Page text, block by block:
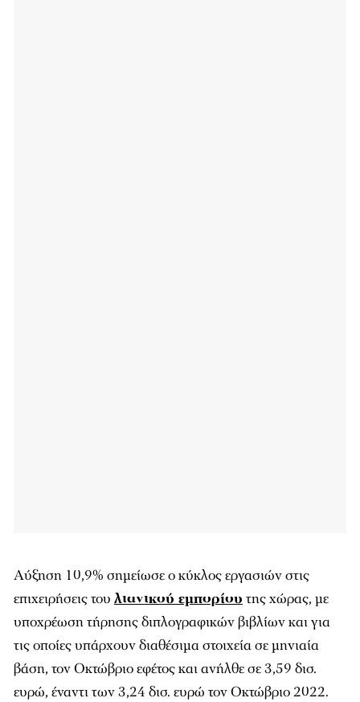
Αύξηση 10,9% σημείωσε ο κύκλος εργασιών στις
επιχειρήσεις του λιανικού εμπορίου της χώρας, με
υποχρέωση τήρησης διπλογραφικών βιβλίων και για
τις οποίες υπάρχουν διαθέσιμα στοιχεία σε μηνιαία
βάση, τον Οκτώβριο εφέτος και ανήλθε σε 3,59 δισ.
ευρώ, έναντι των 3,24 δισ. ευρώ τον Οκτώβριο 2022.